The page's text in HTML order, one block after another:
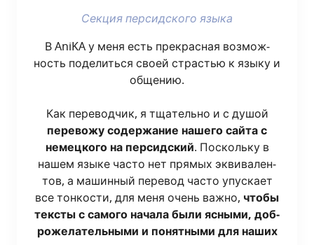
Сек­ция пер­сид­ско­го языка
В AniKA у меня есть пре­крас­ная воз­мож­
ность поде­лить­ся сво­ей стра­стью к язы­ку и
обще­нию.
Как пере­вод­чик, я тща­тель­но и с душой
пере­во­жу содер­жа­ние наше­го сай­та с
немец­ко­го на пер­сид­ский. Посколь­ку в
нашем язы­ке часто нет пря­мых экви­ва­лен­
тов, а машин­ный пере­вод часто упус­ка­ет
все тон­ко­сти, для меня очень важ­но, что­бы
тек­сты с само­го нача­ла были ясны­ми, доб­
ро­же­ла­тель­ны­ми и понят­ны­ми для наших